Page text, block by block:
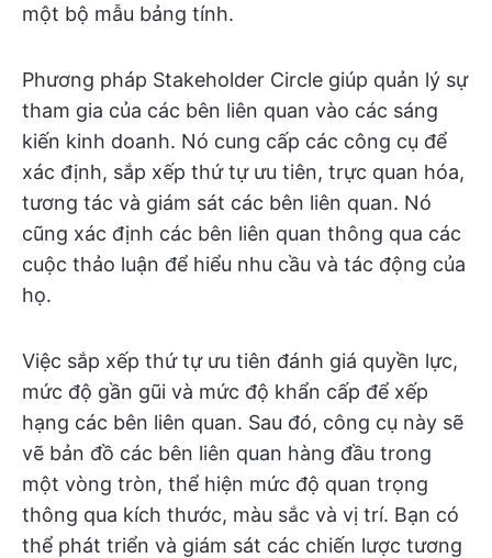
một bộ mẫu bảng tính.
Phương pháp Stakeholder Circle giúp quản lý sự
tham gia của các bên liên quan vào các sáng
kiến kinh doanh. Nó cung cấp các công cụ để
xác định, sắp xếp thứ tự ưu tiên, trực quan hóa,
tương tác và giám sát các bên liên quan. Nó
cũng xác định các bên liên quan thông qua các
cuộc thảo luận để hiểu nhu cầu và tác động của
họ.
Việc sắp xếp thứ tự ưu tiên đánh giá quyền lực,
mức độ gần gũi và mức độ khẩn cấp để xếp
hạng các bên liên quan. Sau đó, công cụ này sẽ
vẽ bản đồ các bên liên quan hàng đầu trong
một vòng tròn, thể hiện mức độ quan trọng
thông qua kích thước, màu sắc và vị trí. Bạn có
thể phát triển và giám sát các chiến lược tương